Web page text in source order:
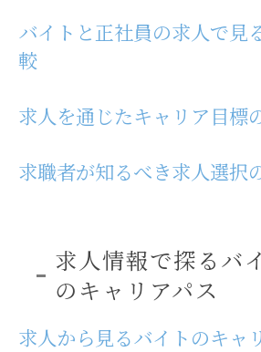
バイトと正社員の求人で見
較
求人を通じたキャリア目標
求職者が知るべき求人選択
求人情報で探るバ
のキャリアパス
求人から見るバイトのキャ